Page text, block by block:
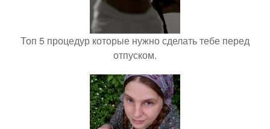
Топ 5 процедур которые нужно сделать тебе перед
отпуском.